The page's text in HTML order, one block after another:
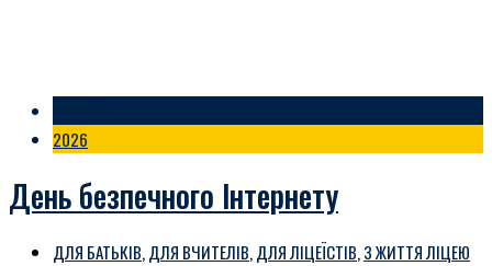
2026
День безпечного Інтернету
ДЛЯ БАТЬКІВ,ДЛЯ ВЧИТЕЛІВ,ДЛЯ ЛІЦЕЇСТІВ,З ЖИТТЯ ЛІЦЕЮ